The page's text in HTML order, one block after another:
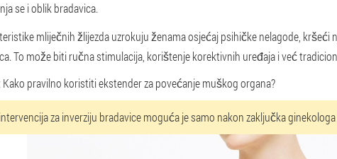
se i oblik bradavica.
mliječnih žlijezda uzrokuju ženama osjećaj psihičke nelagode, kršeći
To može biti ručna stimulacija, korištenje korektivnih uređaja i već
pravilno koristiti ekstender za povećanje muškog organa?
za inverziju bradavice moguća je samo nakon zaključka